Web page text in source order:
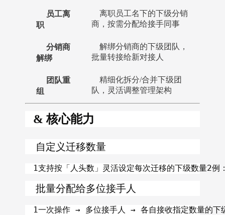
员工离
职
离职员工名下的下级分销
商，按需分配给接手同事
分销商
解绑
解绑分销商的下级团队，
批量转接给新对接人
团队重
组
精细化拆分/合并下级团
队，灵活调整管理架构
& 核心能力
自定义迁移数量
1支持按「人头数」灵活设定每次迁移的下级数量2
批量分配给多位接手人
1一次操作 → 多位接手人 → 各自接收指定数量的